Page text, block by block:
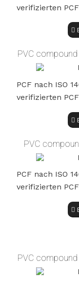
verifizierten
PVC compound
PCF nach ISO
verifizierten
PVC
PCF nach ISO
verifizierten
PVC